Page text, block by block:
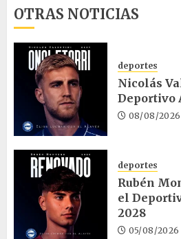
OTRAS NOTICIAS
deportes
Nicolás
Deportivo
08/08/2026
deportes
Rubén
el
2028
05/08/2026